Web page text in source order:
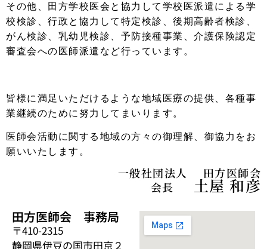
その他、田方学校医会と協力して学校医派遣による学
校検診、行政と協力して特定検診、後期高齢者検診、
がん検診、乳幼児検診、予防接種事業、介護保険認定
審査会への医師派遣など行っています。
皆様に満足いただけるような地域医療の提供、各種事
業継続のために努力してまいります。
医師会活動に関する地域の方々の御理解、御協力をお
願いいたします。
一般社団法人 田方医師会
会長
土屋 和彦
田方医師会 事務局
〒410-2315
静岡県伊豆の国市田京２